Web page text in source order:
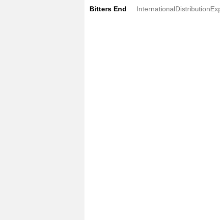
Bitters End